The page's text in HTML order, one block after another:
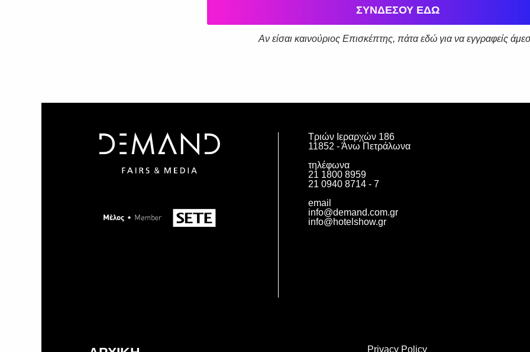
ΣΥΝΔΕΣΟΥ ΕΔΩ
Αν είσαι καινούριος Επισκέπτης, πάτα εδώ για να εγγραφείς
Τριών Ιεραρχών 186
11852 - Άνω Πετράλωνα
τηλέφωνα
21 1800 8959
21 0940 8714 - 7
email
info@demand.com.gr
info@hotelshow.gr
Privacy Policy
SUBSCRIBE